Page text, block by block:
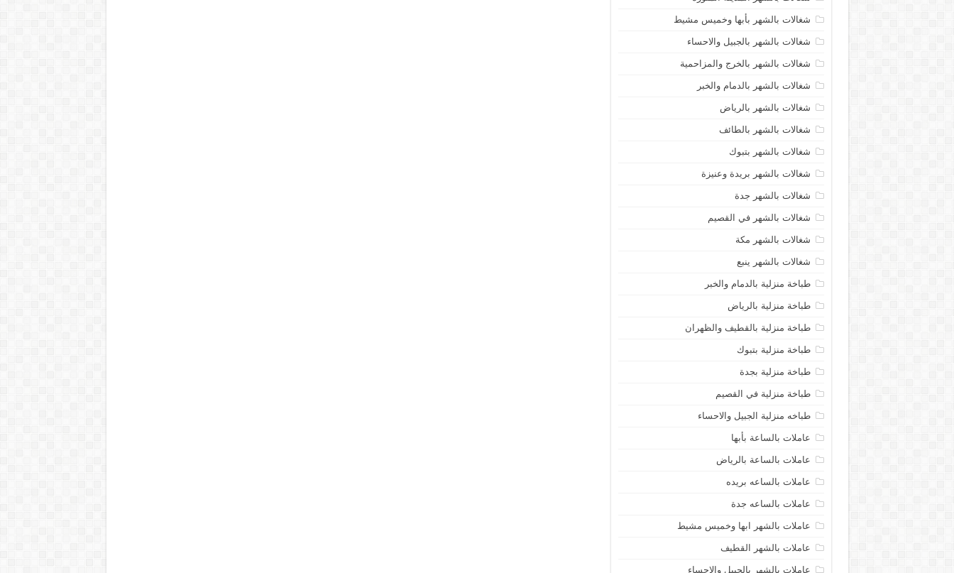
شغالات بالشهر بأبها وخميس مشيط
شغالات بالشهر بالجبيل والاحساء
شغالات بالشهر بالخرج والمزاحمية
شغالات بالشهر بالدمام والخبر
شغالات بالشهر بالرياض
شغالات بالشهر بالطائف
شغالات بالشهر بتبوك
شغالات بالشهر بريدة وعنيزة
شغالات بالشهر جدة
شغالات بالشهر في القصيم
شغالات بالشهر مكة
شغالات بالشهر ينبع
طباخة منزلية بالدمام والخبر
طباخة منزلية بالرياض
طباخة منزلية بالقطيف والظهران
طباخة منزلية بتبوك
طباخة منزلية بجدة
طباخة منزلية في القصيم
طباخه منزلية الجبيل والاحساء
عاملات بالساعة بأبها
عاملات بالساعة بالرياض
عاملات بالساعه بريده
عاملات بالساعه جدة
عاملات بالشهر ابها وخميس مشيط
عاملات بالشهر القطيف
عاملات بالشهر بالجبيل والاحساء